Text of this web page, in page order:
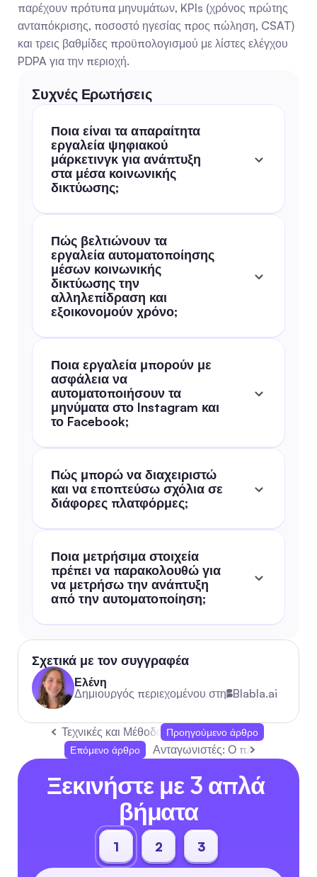
παρέχουν πρότυπα μηνυμάτων, KPIs (χρόνος πρώτης
ανταπόκρισης, ποσοστό ηγεσίας προς πώληση, CSAT)
και τρεις βαθμίδες προϋπολογισμού με λίστες ελέγχου
PDPA για την περιοχή.
Συχνές Ερωτήσεις
Ποια είναι τα απαραίτητα
εργαλεία ψηφιακού
μάρκετινγκ για ανάπτυξη
στα μέσα κοινωνικής
δικτύωσης;
Πώς βελτιώνουν τα
εργαλεία αυτοματοποίησης
μέσων κοινωνικής
δικτύωσης την
αλληλεπίδραση και
εξοικονομούν χρόνο;
Ποια εργαλεία μπορούν με
ασφάλεια να
αυτοματοποιήσουν τα
μηνύματα στο Instagram και
το Facebook;
Πώς μπορώ να διαχειριστώ
και να εποπτεύσω σχόλια σε
διάφορες πλατφόρμες;
Ποια μετρήσιμα στοιχεία
πρέπει να παρακολουθώ για
να μετρήσω την ανάπτυξη
από την αυτοματοποίηση;
Σχετικά με τον συγγραφέα
Ελένη
Δημιουργός περιεχομένου στη Blabla.ai
Τεχνικές και Μέθοδοι Έρευνας Αγοράς: Οδηγός
Προηγούμενο άρθρο
Επόμενο άρθρο
Ανταγωνιστές: Ο πλήρης
Ξεκινήστε με 3 απλά
βήματα
1 2 3